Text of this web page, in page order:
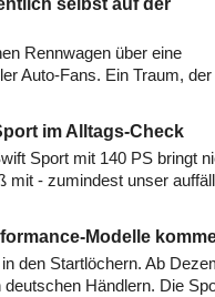
Rennwagen über eine
Auto-Fans. Ein Traum,
im Alltags-Check
Sport mit 140 PS bringt
mit - zumindest unser
Modelle
den Startlöchern. Ab
Händlern. Die